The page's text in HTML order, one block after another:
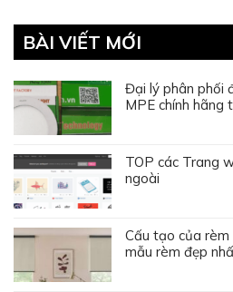
BÀI VIẾT MỚI
Đại lý phân phối
MPE chính hãng
TOP các Trang
ngoài
Cấu tạo của rèm
mẫu rèm đẹp